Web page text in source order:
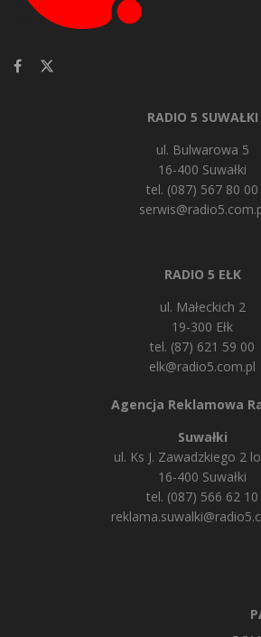
RADIO 5 SUWAŁKI
ul. Bulwarowa 5
16-400 Suwałki
tel. (087) 567 80 00
RADIO 5 EŁK
ul. Małeckich 2
19-300 Ełk
tel. (87) 621 59 00
elk@radio5.com.pl
Agencja Reklamowa
Suwałki
ul. Ks J. Zawadzkiego 2
16-400 Suwałki
tel. (087) 566 62 10